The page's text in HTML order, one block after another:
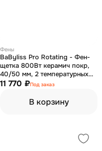
Фены
BaByliss Pro Rotating - Фен-
щетка 800Вт керамич покр,
40/50 мм, 2 температурных
режима
11 770 ₽Под заказ
В корзину